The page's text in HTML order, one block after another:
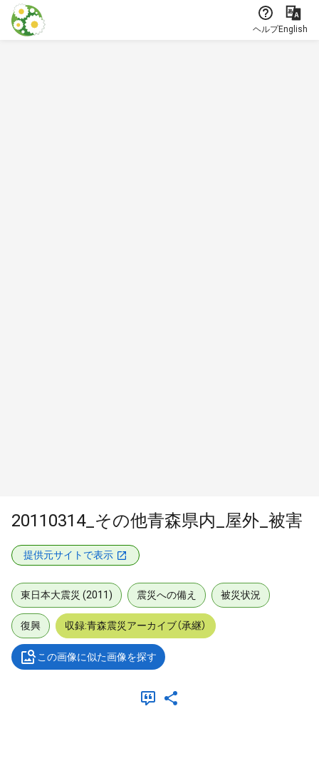
本文に飛ぶ
ヘルプEnglish
20110314_その他青森県内_屋外_被害
提供元サイトで表示
東日本大震災 (2011) 震災への備え 被災状況
復興 収録:青森震災アーカイブ（承継）
この画像に似た画像を探す